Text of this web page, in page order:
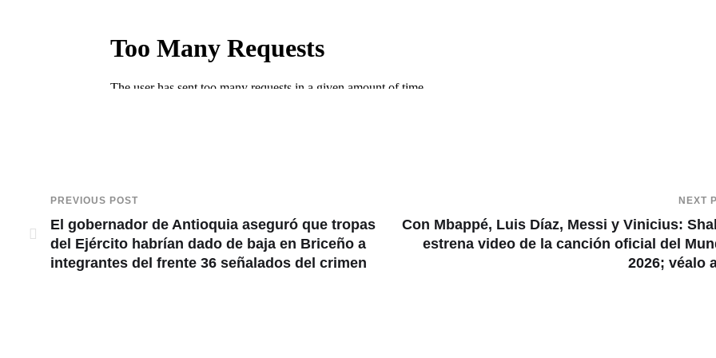
PREVIOUS POST
El gobernador de Antioquia aseguró que tropas
del Ejército habrían dado de baja en Briceño a
integrantes del frente 36 señalados del crimen
NEXT
Con Mbappé, Luis Díaz, Messi y Vinicius:
estrena video de la canción oficial del
2026; véalo